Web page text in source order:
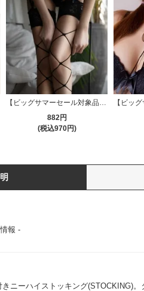
【ビッグサマーセール対象品】大きな網目が男心を揺さぶるニーハイストッキング(STOCKING)
882円
(税込970円)
報 -
ニーハイストッキング(STOCKING)